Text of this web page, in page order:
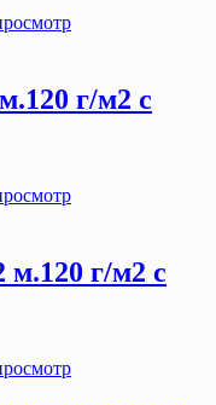
г/м2 с
м.120 г/м2 с